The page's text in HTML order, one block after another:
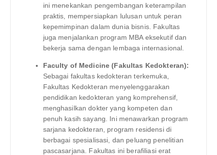
ini menekankan pengembangan keterampilan
praktis, mempersiapkan lulusan untuk peran
kepemimpinan dalam dunia bisnis. Fakultas
juga menjalankan program MBA eksekutif dan
bekerja sama dengan lembaga internasional.
Faculty of Medicine (Fakultas Kedokteran):
Sebagai fakultas kedokteran terkemuka,
Fakultas Kedokteran menyelenggarakan
pendidikan kedokteran yang komprehensif,
menghasilkan dokter yang kompeten dan
penuh kasih sayang. Ini menawarkan program
sarjana kedokteran, program residensi di
berbagai spesialisasi, dan peluang penelitian
pascasarjana. Fakultas ini berafiliasi erat